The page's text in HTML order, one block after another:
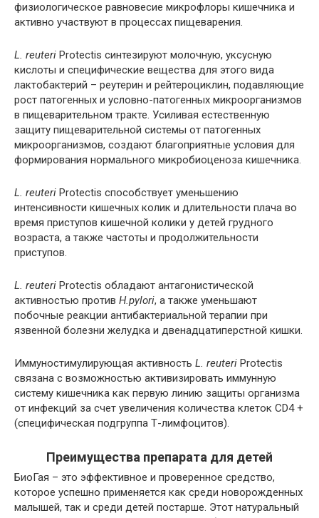
физиологическое равновесие микрофлоры кишечника и
активно участвуют в процессах пищеварения.
L. reuteri Protectis синтезируют молочную, уксусную
кислоты и специфические вещества для этого вида
лактобактерий – реутерин и рейтероциклин, подавляющие
рост патогенных и условно-патогенных микроорганизмов
в пищеварительном тракте. Усиливая естественную
защиту пищеварительной системы от патогенных
микроорганизмов, создают благоприятные условия для
формирования нормального микробиоценоза кишечника.
L. reuteri Protectis способствует уменьшению
интенсивности кишечных колик и длительности плача во
время приступов кишечной колики у детей грудного
возраста, а также частоты и продолжительности
приступов.
L. reuteri Protectis обладают антагонистической
активностью против H.pylori, а также уменьшают
побочные реакции антибактериальной терапии при
язвенной болезни желудка и двенадцатиперстной кишки.
Иммуностимулирующая активность L. reuteri Protectis
связана с возможностью активизировать иммунную
систему кишечника как первую линию защиты организма
от инфекций за счет увеличения количества клеток CD4 +
(специфическая подгруппа Т-лимфоцитов).
Преимущества препарата для детей
БиоГая – это эффективное и проверенное средство,
которое успешно применяется как среди новорожденных
малышей, так и среди детей постарше. Этот натуральный